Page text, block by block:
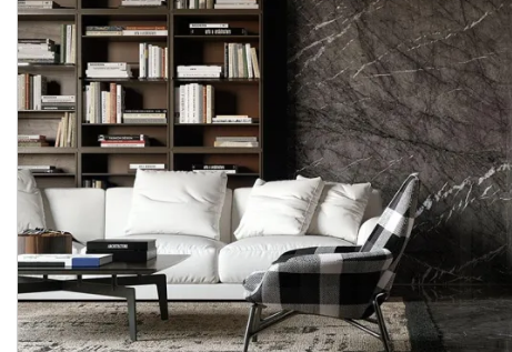
M2AK GRANDE MARBLE
LOOK CAPRAIA LUX RET
120х120 (плитка для підлоги і стін)
Виробник:
MARAZZI
Колекція:
GRANDE MARBLE LOOK
Під замовлення
M8AF GRANDE MARBLE
LOOK GOLDEN WHITE LUX
RET 120х120 (плитка для підлоги і стін)
Виробник:
MARAZZI
Колекція:
Під замовлення